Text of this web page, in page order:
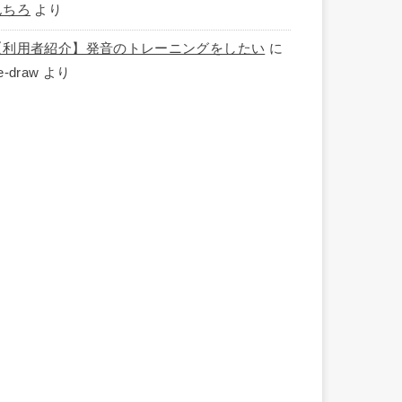
ちろ より
利用者紹介】発音のトレーニングをしたい に
draw より